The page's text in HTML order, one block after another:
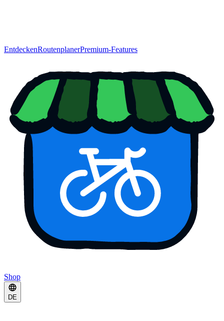
EntdeckenRoutenplanerPremium-Features
Shop
DE